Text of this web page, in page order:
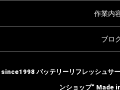
作業内
ブロ
since1998 バッテリーリフレッシュサ
ンショップ” Made